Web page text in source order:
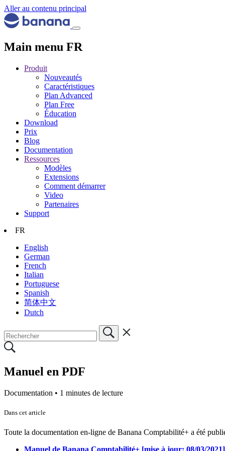
Aller au contenu principal
Main menu FR
Produit
Nouveautés
Caractéristiques
Plan Advanced
Plan Free
Éducation
Download
Prix
Blog
Documentation
Ressources
Modèles
Extensions
Comment démarrer
Video
Partenaires
Support
FR
English
German
French
Italian
Portuguese
Spanish
简体中文
Dutch
Manuel en PDF
Documentation • 1 minutes de lecture
Dans cet article
Toute la documentation en-ligne de Banana Comptabilité+ a été
Manuel de Banana Comptabilité+ [mise à jour: 08/03/2021]